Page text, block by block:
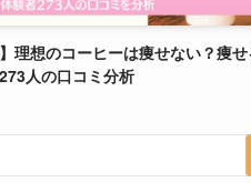
】理想のコーヒーは痩せない？痩せ
人の口コミ分析